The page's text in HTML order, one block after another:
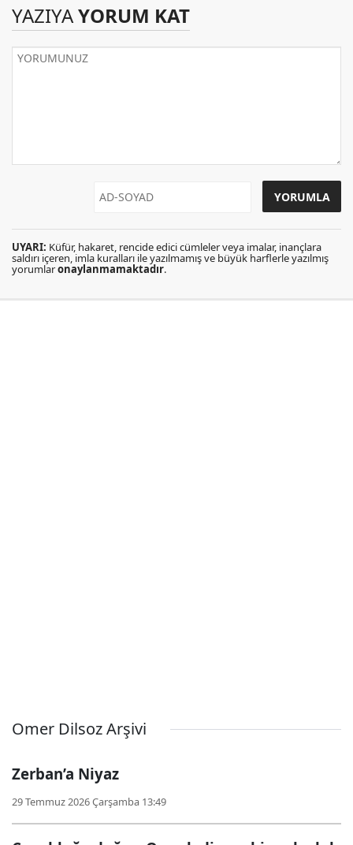
YAZIYAYORUM KAT
UYARI: Küfür, hakaret, rencide edici cümleler veya imalar, inançlara
saldırı içeren, imla kuralları ile yazılmamış ve büyük harflerle yazılmış
yorumlaronaylanmamaktadır.
Omer Dilsoz Arşivi
Zerban’a Niyaz
29 Temmuz 2026 Çarşamba 13:49